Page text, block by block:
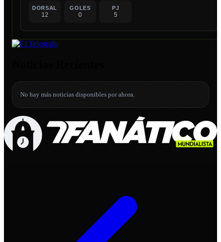
DORSAL
12
GOLES
0
PJ
5
No hay más noticias disponibles por ahora.